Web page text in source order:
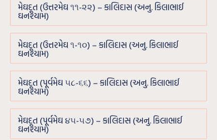
મેઘદૂત (ઉત્તરમેઘ ૧૧-૨૨) – કાલિદાસ (અનુ. કિલાભાઈ
ઘનશ્યામ)
મેઘદૂત (ઉત્તરમેઘ ૧-૧૦) – કાલિદાસ (અનુ. કિલાભાઈ
ઘનશ્યામ)
મેઘદૂત (પૂર્વમેઘ ૫૮-૬૬) – કાલિદાસ (અનુ. કિલાભાઈ
ઘનશ્યામ)
મેઘદૂત (પૂર્વમેઘ ૪૫-૫૭) – કાલિદાસ (અનુ. કિલાભાઈ
ઘનશ્યામ)